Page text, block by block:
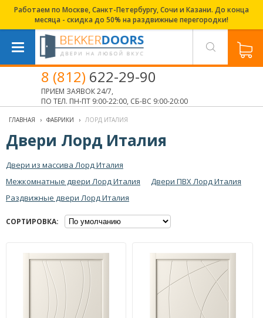
Работаем по Москве, Санкт-Петербургу, Сочи и Казани. До конца
месяца - скидка до 50% на раздвижные перегородки!
8 (812) 622-29-90
ПРИЕМ ЗАЯВОК 24/7,
ПО ТЕЛ. ПН-ПТ 9:00-22:00, СБ-ВС 9:00-20:00
ГЛАВНАЯ › ФАБРИКИ › ЛОРД ИТАЛИЯ
Двери Лорд Италия
Двери из массива Лорд Италия
Межкомнатные двери Лорд Италия
Двери ПВХ Лорд Италия
Раздвижные двери Лорд Италия
СОРТИРОВКА: